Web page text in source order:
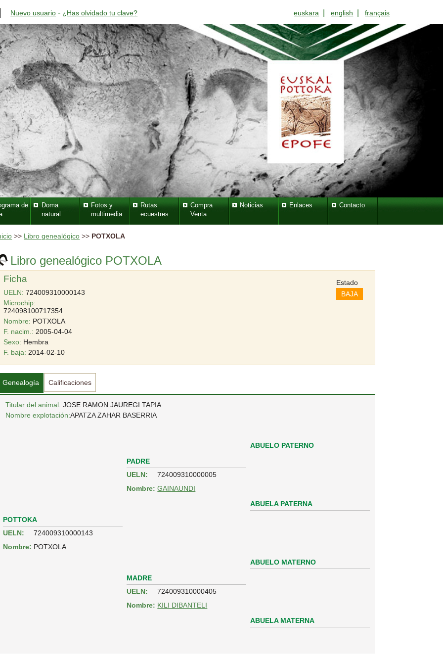
Nuevo usuario - ¿Has olvidado tu clave? euskara |english |français
de
Doma
natural
Fotos y
multimedia
Rutas
ecuestres
Compra
Venta
Noticias Enlaces Contacto
>> Libro genealógico >> POTXOLA
Libro genealógico POTXOLA
Ficha
UELN: 724009310000143
Microchip:
724098100717354
Nombre: POTXOLA
F. nacim.: 2005-04-04
Sexo: Hembra
Estado
BAJA
F. baja: 2014-02-10
Genealogía Calificaciones
Titular del animal: JOSE RAMON JAUREGI TAPIA
Nombre explotación:APATZA ZAHAR BASERRIA
POTTOKA
UELN:
724009310000143
Nombre: POTXOLA
PADRE
UELN:
724009310000005
Nombre: GAINAUNDI
ABUELO PATERNO
ABUELA PATERNA
MADRE
UELN:
724009310000405
Nombre: KILI DIBANTELI
ABUELO MATERNO
ABUELA MATERNA